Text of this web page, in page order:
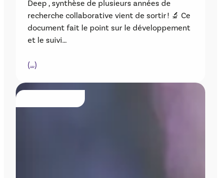
Deep , synthèse de plusieurs années de
recherche collaborative vient de sortir ! 🔬 Ce
document fait le point sur le développement
et le suivi…
(…)